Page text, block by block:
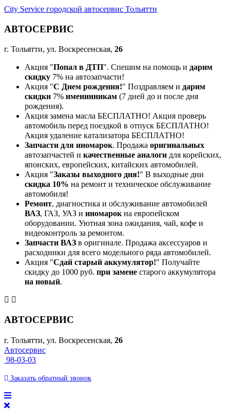
City Service городской автосервис Тольятти
АВТОСЕРВИС
г. Тольятти, ул. Воскресенская, 26
Акция "Попал в ДТП". Спешим на помощь и дарим
скидку 7% на автозапчасти!
Акция "С Днем рождения!" Поздравляем и дарим
скидки 7% именинникам (7 дней до и после дня
рождения).
Акция замена масла БЕСПЛАТНО! Акция проверь
автомобиль перед поездкой в отпуск БЕСПЛАТНО!
Акция удаление катализатора БЕСПЛАТНО!
Запчасти для иномарок. Продажа оригинальных
автозапчастей и качественные аналоги для корейских,
японских, европейских, китайских автомобилей.
Акция "Заказы выходного дня!" В выходные дни
скидка 10% на ремонт и техническое обслуживание
автомобиля!
Ремонт, диагностика и обслуживание автомобилей
ВАЗ, ГАЗ, УАЗ и иномарокна европейском
оборудовании. Уютная зона ожидания, чай, кофе и
видеоконтроль за ремонтом.
Запчасти ВАЗ в оригинале. Продажа аксессуаров и
расходники для всего модельного ряда автомобилей.
Акция "Сдай старый аккумулятор!" Получайте
скидку до 1000 руб. при замене старого аккумулятора
на новый.
АВТОСЕРВИС
г. Тольятти, ул. Воскресенская, 26
Автосервис
98-03-03
Заказать обратный звонок